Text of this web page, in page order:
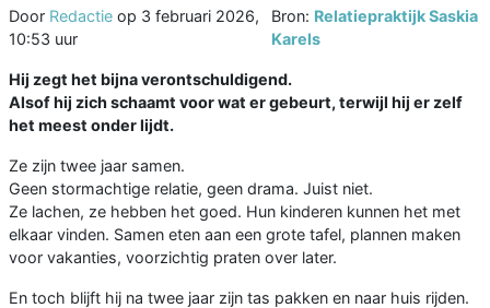
Door Redactie op 3 februari 2026,
10:53 uur
Bron: Relatiepraktijk Saskia
Karels
Hij zegt het bijna verontschuldigend.
Alsof hij zich schaamt voor wat er gebeurt, terwijl hij er zelf
het meest onder lijdt.
Ze zijn twee jaar samen.
Geen stormachtige relatie, geen drama. Juist niet.
Ze lachen, ze hebben het goed. Hun kinderen kunnen het met
elkaar vinden. Samen eten aan een grote tafel, plannen maken
voor vakanties, voorzichtig praten over later.
En toch blijft hij na twee jaar zijn tas pakken en naar huis rijden.